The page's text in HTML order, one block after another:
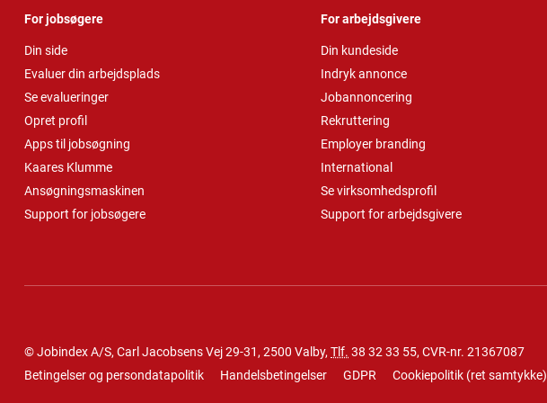
For jobsøgere
Din side
Evaluer din arbejdsplads
Se evalueringer
Opret profil
Apps til jobsøgning
Kaares Klumme
Ansøgningsmaskinen
Support for jobsøgere
For arbejdsgivere
Din kundeside
Indryk annonce
Jobannoncering
Rekruttering
Employer branding
International
Se virksomhedsprofil
Support for arbejdsgivere
© Jobindex A/S, Carl Jacobsens Vej 29-31, 2500 Valby, Tlf. 38 32 33 55, CVR-nr. 21367087
Betingelser og persondatapolitik
Handelsbetingelser GDPR Cookiepolitik (ret samtykke)